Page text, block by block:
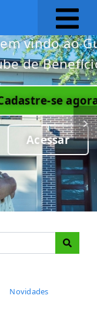
Az!
do Brasil
Novidades